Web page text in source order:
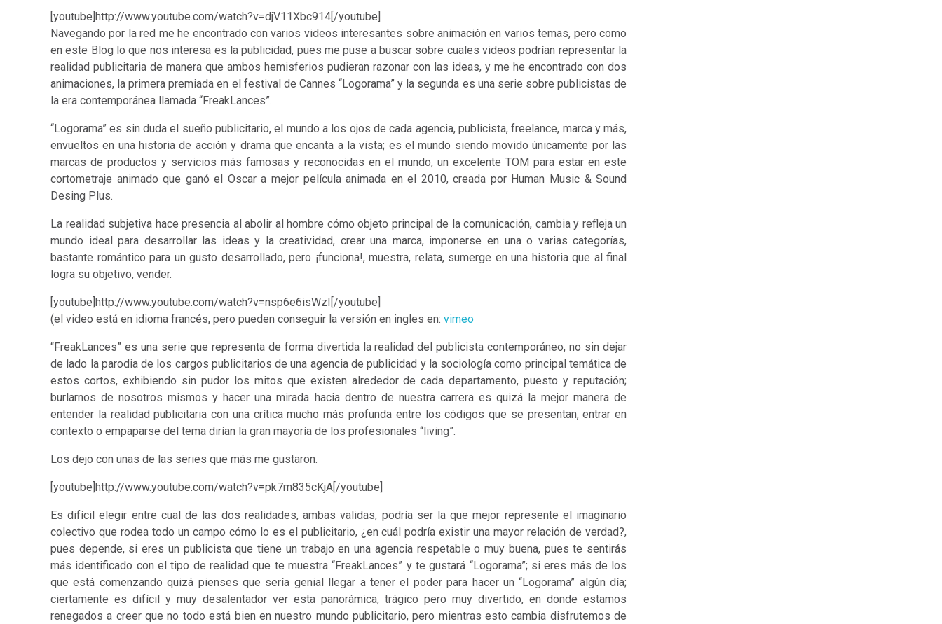
[youtube]http://www.youtube.com/watch?v=djV11Xbc914[/youtube]
Navegando por la red me he encontrado con varios videos interesantes sobre animación en varios temas, pero como
en este Blog lo que nos interesa es la publicidad, pues me puse a buscar sobre cuales videos podrían representar la
realidad publicitaria de manera que ambos hemisferios pudieran razonar con las ideas, y me he encontrado con dos
animaciones, la primera premiada en el festival de Cannes “Logorama” y la segunda es una serie sobre publicistas de
la era contemporánea llamada “FreakLances”.
“Logorama” es sin duda el sueño publicitario, el mundo a los ojos de cada agencia, publicista, freelance, marca y más,
envueltos en una historia de acción y drama que encanta a la vista; es el mundo siendo movido únicamente por las
marcas de productos y servicios más famosas y reconocidas en el mundo, un excelente TOM para estar en este
cortometraje animado que ganó el Oscar a mejor película animada en el 2010, creada por Human Music & Sound
Desing Plus.
La realidad subjetiva hace presencia al abolir al hombre cómo objeto principal de la comunicación, cambia y refleja un
mundo ideal para desarrollar las ideas y la creatividad, crear una marca, imponerse en una o varias categorías,
bastante romántico para un gusto desarrollado, pero ¡funciona!, muestra, relata, sumerge en una historia que al final
logra su objetivo, vender.
[youtube]http://www.youtube.com/watch?v=nsp6e6isWzI[/youtube]
(el video está en idioma francés, pero pueden conseguir la versión en ingles en: vimeo
“FreakLances” es una serie que representa de forma divertida la realidad del publicista contemporáneo, no sin dejar
de lado la parodia de los cargos publicitarios de una agencia de publicidad y la sociología como principal temática de
estos cortos, exhibiendo sin pudor los mitos que existen alrededor de cada departamento, puesto y reputación;
burlarnos de nosotros mismos y hacer una mirada hacia dentro de nuestra carrera es quizá la mejor manera de
entender la realidad publicitaria con una crítica mucho más profunda entre los códigos que se presentan, entrar en
contexto o empaparse del tema dirían la gran mayoría de los profesionales “living”.
Los dejo con unas de las series que más me gustaron.
[youtube]http://www.youtube.com/watch?v=pk7m835cKjA[/youtube]
Es difícil elegir entre cual de las dos realidades, ambas validas, podría ser la que mejor represente el imaginario
colectivo que rodea todo un campo cómo lo es el publicitario, ¿en cuál podría existir una mayor relación de verdad?,
pues depende, si eres un publicista que tiene un trabajo en una agencia respetable o muy buena, pues te sentirás
más identificado con el tipo de realidad que te muestra “FreakLances” y te gustará “Logorama”; si eres más de los
que está comenzando quizá pienses que sería genial llegar a tener el poder para hacer un “Logorama” algún día;
ciertamente es difícil y muy desalentador ver esta panorámica, trágico pero muy divertido, en donde estamos
renegados a creer que no todo está bien en nuestro mundo publicitario, pero mientras esto cambia disfrutemos de